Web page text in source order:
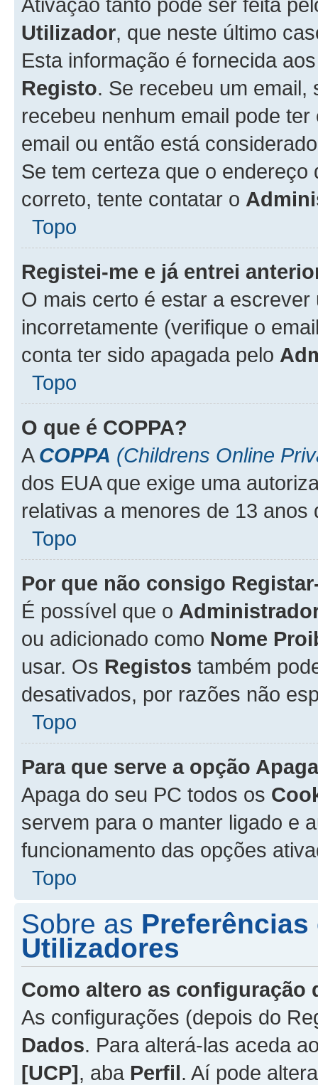
Utilizador, que neste último
Esta informação é fornecida
Registo. Se recebeu um
recebeu nenhum email pode
email ou então está
Se tem certeza que o
correto, tente contatar o
Topo
Registei-me e já entrei
O mais certo é estar a
incorretamente (verifique o
conta ter sido apagada pelo
Topo
O que é COPPA?
A COPPA (Childrens Online
dos EUA que exige uma
relativas a menores de 13 anos
Topo
Por que não consigo
É possível que o
ou adicionado como Nome
usar. Os Registos também
desativados, por razões não
Topo
Para que serve a opção
Apaga do seu PC todos os
servem para o manter ligado e
funcionamento das opções
Topo
Sobre as
Utilizadores
Como altero as configuração
As configurações (depois do
Dados. Para alterá-las aceda
[UCP], aba Perfil. Aí pode